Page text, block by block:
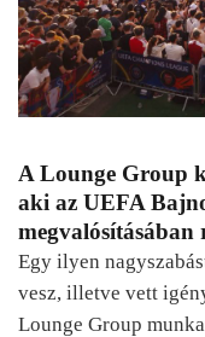
A Lounge Group
aki az UEFA
megvalósításában
Egy ilyen
vesz, illetve vett
Lounge Group